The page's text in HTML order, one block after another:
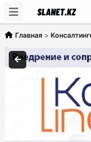
Главная >